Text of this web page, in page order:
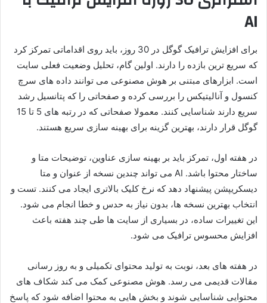
AI
برای افزایش ترافیک گوگل در 30 روز، باید روی اقداماتی تمرکز کرد
که سریع ترین بازده را دارند. اولین گام، تحلیل وضعیت فعلی سایت
است. ابزارهای مبتنی بر هوش مصنوعی می توانند داده های سرچ
کنسول و آنالیتیکس را بررسی کرده و صفحاتی را که پتانسیل رشد
سریع دارند شناسایی کنند. معمولا صفحاتی که در رتبه های 5 تا 15
گوگل قرار دارند، بهترین گزینه برای بهینه سازی سریع هستند.
در هفته اول، تمرکز باید بر بهینه سازی عناوین، توضیحات متا و
ساختار محتوا باشد. AI می تواند چندین نسخه از عنوان و متا
دیسکریپشن پیشنهاد دهد که نرخ کلیک بالاتری ایجاد می کنند. تست و
انتخاب بهترین نسخه ها، بدون نیاز به حدس و خطا انجام می شود.
این تغییرات ساده، در بسیاری از سایت ها طی چند هفته باعث
افزایش محسوس ترافیک می شود.
در هفته های بعد، نوبت به تولید محتوای تکمیلی و به روز رسانی
مقالات قدیمی می رسد. هوش مصنوعی کمک می کند شکاف های
محتوایی شناسایی شوند و بخش هایی به محتوا اضافه شود که پاسخ